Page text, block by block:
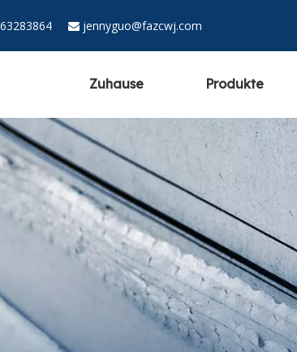
 jennyguo@fazcwj.com
Zuhause Produkte